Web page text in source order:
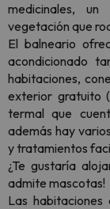
medicinales,
vegetación que
El balneario
acondicionado
habitaciones,
exterior gratuito
termal que
además hay
y tratamientos
¿Te gustaría
admite mascotas!
Las habitaciones